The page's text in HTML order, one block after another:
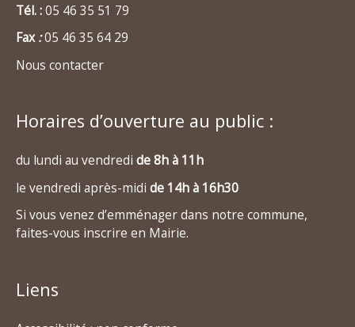
Tél. :05 46 35 51 79
Fax:05 46 35 64 29
Nous contacter
Horaires d’ouverture au public :
du lundi au vendredi de 8h à 11h
le vendredi après-midi de 14h à 16h30
Si vous venez d’emménager dans notre commune,
faites-vous inscrire en Mairie.
Liens